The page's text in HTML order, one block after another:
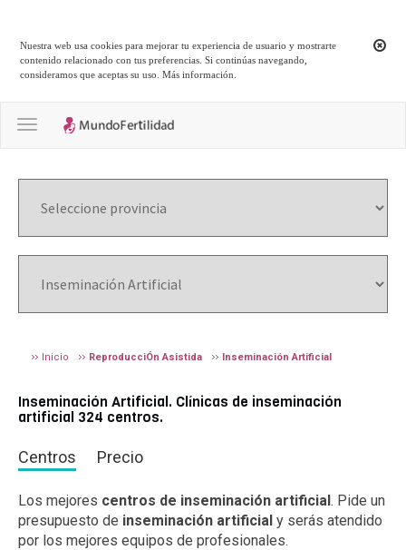
Nuestra web usa cookies para mejorar tu experiencia de usuario y mostrarte
contenido relacionado con tus preferencias. Si continúas navegando,
consideramos que aceptas su uso.Más información
Toggle navigation
Inicio ReproducciÓn Asistida Inseminación Artificial
Inseminación Artificial. Clínicas de inseminación
artificial 324 centros.
Centros Precio
Los mejores centros de inseminación artificial. Pide un
presupuesto de inseminación artificial y serás atendido
por los mejores equipos de profesionales.